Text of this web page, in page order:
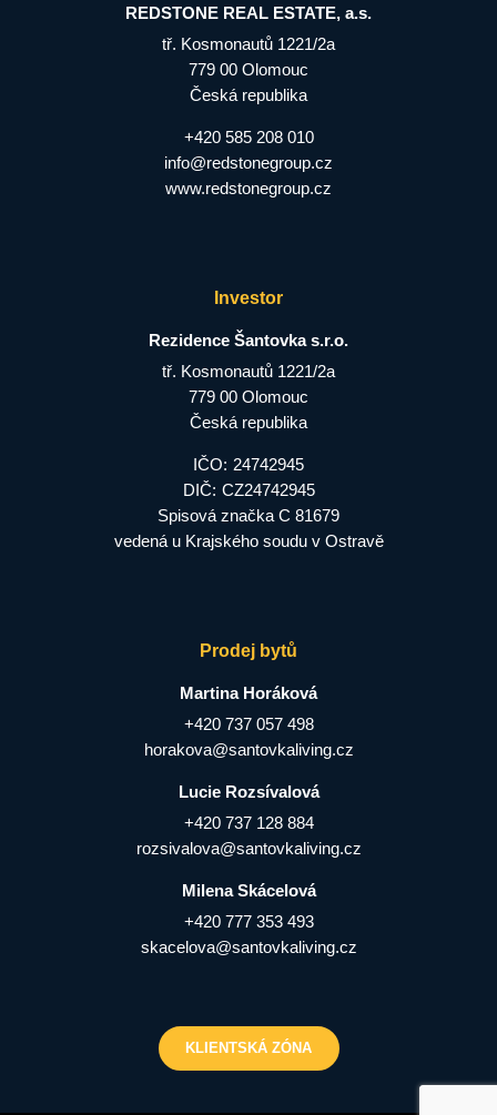
REDSTONE REAL ESTATE, a.s.
tř. Kosmonautů 1221/2a
779 00 Olomouc
Česká republika
+420 585 208 010
info@redstonegroup.cz
www.redstonegroup.cz
Investor
Rezidence Šantovka s.r.o.
tř. Kosmonautů 1221/2a
779 00 Olomouc
Česká republika
IČO: 24742945
DIČ: CZ24742945
Spisová značka C 81679
vedená u Krajského soudu v Ostravě
Prodej bytů
Martina Horáková
+420 737 057 498
horakova@santovkaliving.cz
Lucie Rozsívalová
+420 737 128 884
rozsivalova@santovkaliving.cz
Milena Skácelová
+420 777 353 493
skacelova@santovkaliving.cz
KLIENTSKÁ ZÓNA